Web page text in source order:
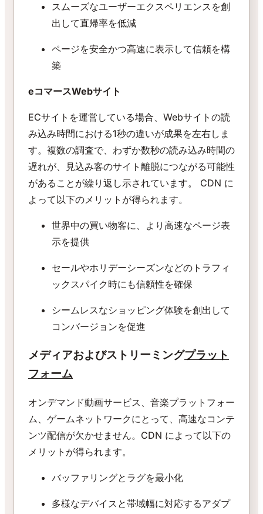
スムーズなユーザーエクスペリエンスを創
出して直帰率を低減
ページを安全かつ高速に表示して信頼を構
築
eコマースWebサイト
ECサイトを運営している場合、Webサイトの読
み込み時間における1秒の違いが成果を左右しま
す。複数の調査で、わずか数秒の読み込み時間の
遅れが、見込み客のサイト離脱につながる可能性
があることが繰り返し示されています。 CDN に
よって以下のメリットが得られます。
世界中の買い物客に、より高速なページ表
示を提供
セールやホリデーシーズンなどのトラフィ
ックスパイク時にも信頼性を確保
シームレスなショッピング体験を創出して
コンバージョンを促進
メディアおよびストリーミングプラット
フォーム
オンデマンド動画サービス、音楽プラットフォー
ム、ゲームネットワークにとって、高速なコンテ
ンツ配信が欠かせません。CDN によって以下の
メリットが得られます。
バッファリングとラグを最小化
多様なデバイスと帯域幅に対応するアダプ